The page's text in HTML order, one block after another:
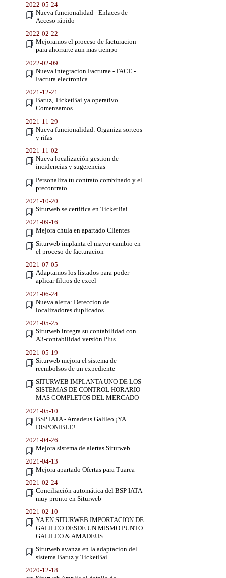
2022-05-24
Nueva funcionalidad - Enlaces de
Acceso rápido
2022-02-22
Mejoramos el proceso de facturacion
para ahorrarte aun mas tiempo
2022-02-09
Nueva integracion Facturae - FACE -
Factura electronica
2021-12-21
Batuz, TicketBai ya operativo.
Comenzamos
2021-11-29
Nueva funcionalidad: Organiza sorteos
y rifas
2021-11-02
Nueva localización gestion de
incidencias y sugerencias
Personaliza tu contrato combinado y el
precontrato
2021-10-20
Siturweb se certifica en TicketBai
2021-09-16
Mejora chula en apartado Clientes
Siturweb implanta el mayor cambio en
el proceso de facturacion
2021-07-05
Adaptamos los listados para poder
aplicar filtros de excel
2021-06-24
Nueva alerta: Deteccion de
localizadores duplicados
2021-05-25
Siturweb integra su contabilidad con
A3-contabilidad versión Plus
2021-05-19
Siturweb mejora el sistema de
reembolsos de un expediente
SITURWEB IMPLANTA UNO DE LOS
SISTEMAS DE CONTROL HORARIO
MAS COMPLETOS DEL MERCADO
2021-05-10
BSP IATA - Amadeus Galileo ¡YA
DISPONIBLE!
2021-04-26
Mejora sistema de alertas Siturweb
2021-04-13
Mejora apartado Ofertas para Tuarea
2021-02-24
Conciliación automática del BSP IATA
muy pronto en Siturweb
2021-02-10
YA EN SITURWEB IMPORTACION DE
GALILEO DESDE UN MISMO PUNTO
GALILEO & AMADEUS
Siturweb avanza en la adaptacion del
sistema Batuz y TicketBai
2020-12-18